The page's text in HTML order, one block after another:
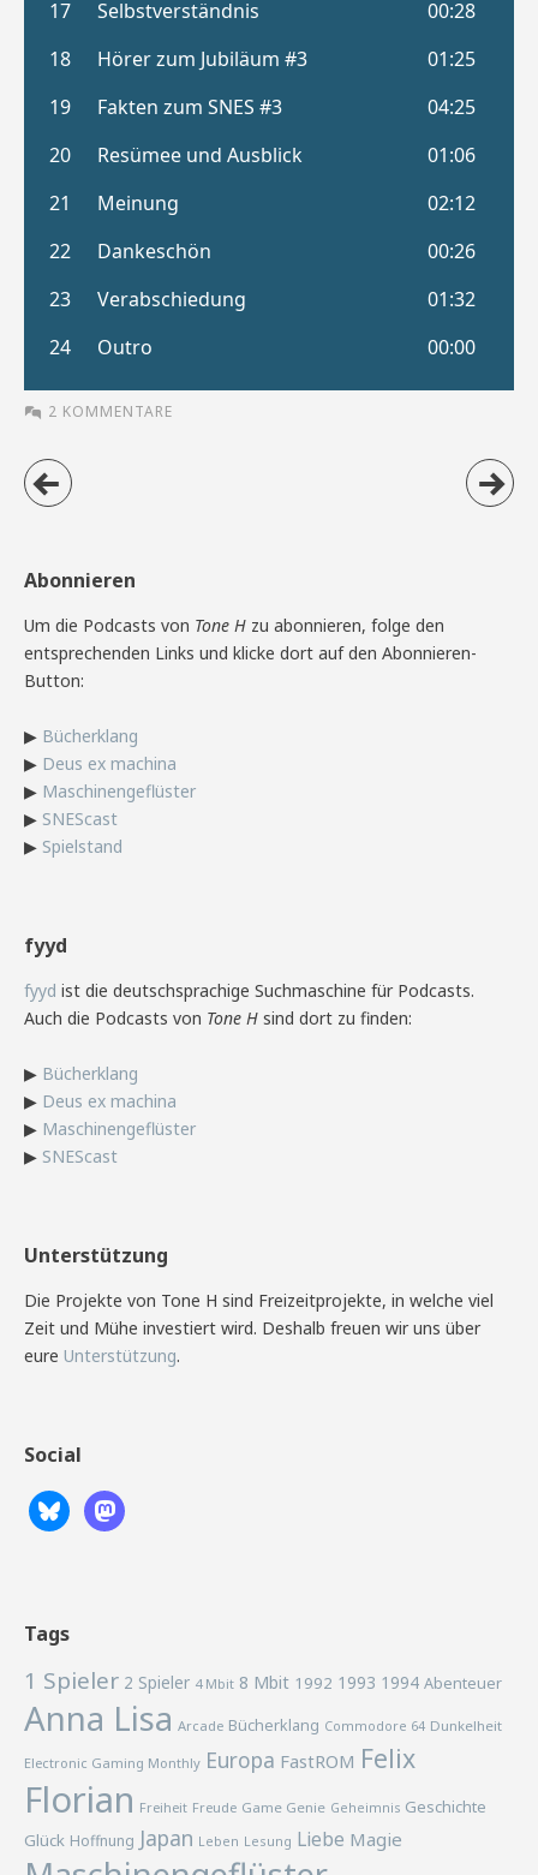
2 KOMMENTARE
Abonnieren
Um die Podcasts von Tone H zu abonnieren, folge den
entsprechenden Links und klicke dort auf den Abonnieren-
Button:
▶ Bücherklang
▶ Deus ex machina
▶ Maschinengeflüster
▶ SNEScast
▶ Spielstand
fyyd
fyyd ist die deutschsprachige Suchmaschine für Podcasts.
Auch die Podcasts von Tone H sind dort zu finden:
▶ Bücherklang
▶ Deus ex machina
▶ Maschinengeflüster
▶ SNEScast
Unterstützung
Die Projekte von Tone H sind Freizeitprojekte, in welche viel
Zeit und Mühe investiert wird. Deshalb freuen wir uns über
eure Unterstützung.
Social
Tags
1 Spieler 2 Spieler 4 Mbit 8 Mbit 1992 1993 1994 Abenteuer
Anna Lisa Arcade Bücherklang Commodore 64 Dunkelheit
Electronic Gaming Monthly Europa FastROM Felix
Florian Freiheit Freude Game Genie Geheimnis Geschichte
Glück Hoffnung Japan Leben Lesung Liebe Magie